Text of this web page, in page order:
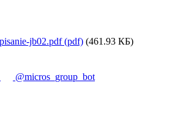
jb02.pdf (pdf) (461.93 КБ)
@micros_group_bot